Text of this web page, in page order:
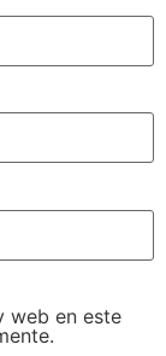
web en este